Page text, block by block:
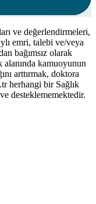
ve değerlendirmeleri,
emri, talebi ve/veya
bağımsız olarak
alanında kamuoyunun
arttırmak, doktora
herhangi bir Sağlık
desteklememektedir.